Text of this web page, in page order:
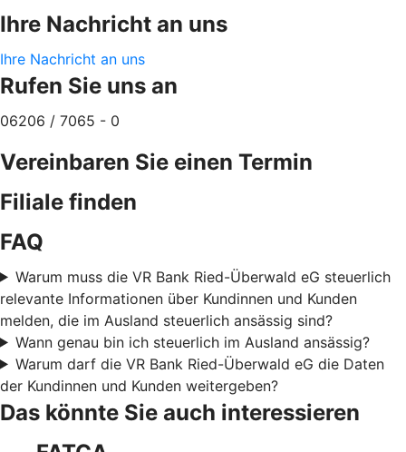
Ihre Nachricht an uns
Ihre Nachricht an uns
Rufen Sie uns an
06206 / 7065 - 0
Vereinbaren Sie einen Termin
Filiale finden
FAQ
Warum muss die VR Bank Ried-Überwald eG steuerlich
relevante Informationen über Kundinnen und Kunden
melden, die im Ausland steuerlich ansässig sind?
Wann genau bin ich steuerlich im Ausland ansässig?
Warum darf die VR Bank Ried-Überwald eG die Daten
der Kundinnen und Kunden weitergeben?
Das könnte Sie auch interessieren